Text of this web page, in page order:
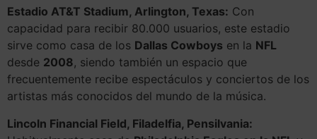
Estadio AT&T Stadium, Arlington, Texas: Con
capacidad para recibir 80.000 usuarios, este estadio
sirve como casa de los Dallas Cowboys en la NFL
desde 2008, siendo también un espacio que
frecuentemente recibe espectáculos y conciertos de los
artistas más conocidos del mundo de la música.
Lincoln Financial Field, Filadelfia, Pensilvania: